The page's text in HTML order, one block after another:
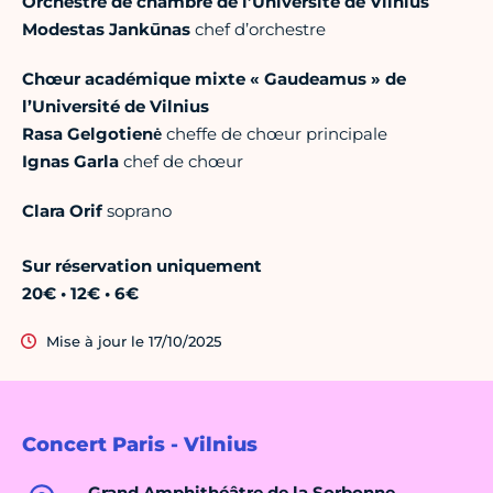
Concert Paris - Vilnius
Modestas Jankūnas chef d’orchestre
Chœur académique mixte « Gaudeamus » de
l’Université de Vilnius
Rasa Gelgotienė cheffe de chœur principale
Ignas Garla chef de chœur
Clara Orifsoprano
Sur réservation uniquement
20€ • 12€ • 6€
Mise à jour le 17/10/2025